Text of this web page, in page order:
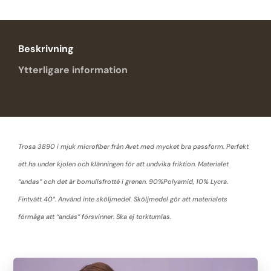
Beskrivning
Ytterligare information
Trosa 3890 i mjuk microfiber från Avet med mycket bra passform. Perfekt
att ha under kjolen och klänningen för att undvika friktion. Materialet
“andas” och det är bomullsfrotté i grenen. 90%Polyamid, 10% Lycra.
Fintvätt 40°. Använd inte sköljmedel. Sköljmedel gör att materialets
förmåga att “andas” försvinner. Ska ej torktumlas.